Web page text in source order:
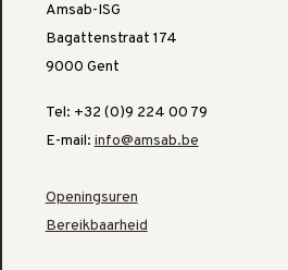
Amsab-ISG
Bagattenstraat 174
9000 Gent
Tel: +32 (0)9 224 00 79
E-mail: info@amsab.be
Openingsuren
Bereikbaarheid